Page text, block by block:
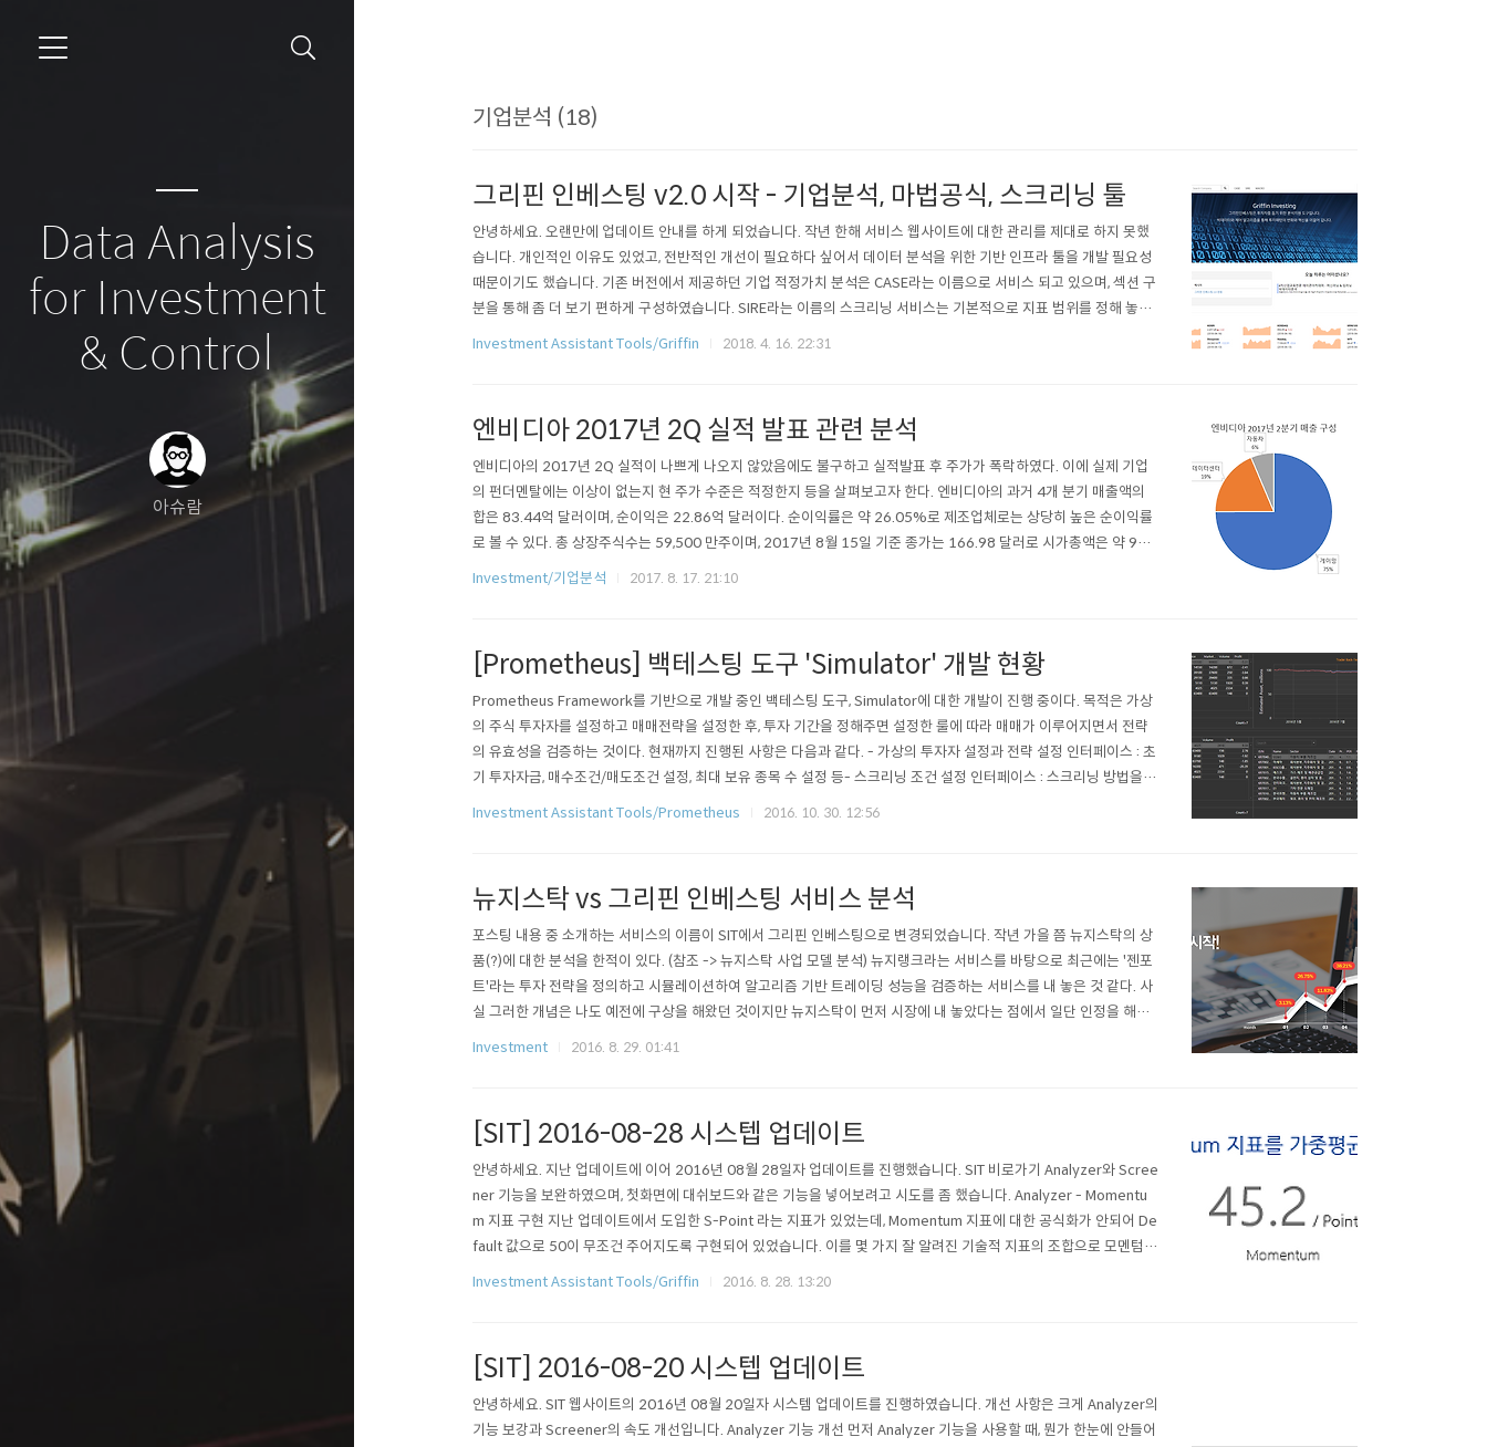
Data Analysis
for Investment
& Control
아슈람
기업분석 (18)
그리핀 인베스팅 v2.0 시작 - 기업분석, 마법공식, 스크리닝 툴
안녕하세요. 오랜만에 업데이트 안내를 하게 되었습니다. 작년 한해 서비스 웹사이트에 대한 관리를 제대로 하지 못했
습니다. 개인적인 이유도 있었고, 전반적인 개선이 필요하다 싶어서 데이터 분석을 위한 기반 인프라 툴을 개발 필요성
때문이기도 했습니다. 기존 버전에서 제공하던 기업 적정가치 분석은 CASE라는 이름으로 서비스 되고 있으며, 섹션 구
분을 통해 좀 더 보기 편하게 구성하였습니다. SIRE라는 이름의 스크리닝 서비스는 기본적으로 지표 범위를 정해 놓고
스크리닝하는 방법과 마법공식을 이용한 스크리닝 기법 등을 제공합니다. MACRO는 거시 경제 지표의 간단한 분석을
Investment Assistant Tools/Griffin 2018. 4. 16. 22:31
엔비디아 2017년 2Q 실적 발표 관련 분석
엔비디아의 2017년 2Q 실적이 나쁘게 나오지 않았음에도 불구하고 실적발표 후 주가가 폭락하였다. 이에 실제 기업
의 펀더멘탈에는 이상이 없는지 현 주가 수준은 적정한지 등을 살펴보고자 한다. 엔비디아의 과거 4개 분기 매출액의
합은 83.44억 달러이며, 순이익은 22.86억 달러이다. 순이익률은 약 26.05%로 제조업체로는 상당히 높은 순이익률
로 볼 수 있다. 총 상장주식수는 59,500 만주이며, 2017년 8월 15일 기준 종가는 166.98 달러로 시가총액은 약 993
억 달러이다. 순이익 22.86억 달러를 나누어 P/E Ratio는 43.46배이다. 같은 날짜 기준의 애플의 18.96배, 마이크로
Investment/기업분석 2017. 8. 17. 21:10
[Prometheus] 백테스팅 도구 'Simulator' 개발 현황
Prometheus Framework를 기반으로 개발 중인 백테스팅 도구, Simulator에 대한 개발이 진행 중이다. 목적은 가상
의 주식 투자자를 설정하고 매매전략을 설정한 후, 투자 기간을 정해주면 설정한 룰에 따라 매매가 이루어지면서 전략
의 유효성을 검증하는 것이다. 현재까지 진행된 사항은 다음과 같다. - 가상의 투자자 설정과 전략 설정 인터페이스 : 초
기 투자자금, 매수조건/매도조건 설정, 최대 보유 종목 수 설정 등- 스크리닝 조건 설정 인터페이스 : 스크리닝 방법을
마법공식을 적용할지 다른 분석 조건을 설정할지 선택. 현재는 마법공식만...- 백테스팅 결과 UI : 각 투자자 별 투자 기
Investment Assistant Tools/Prometheus 2016. 10. 30. 12:56
뉴지스탁 vs 그리핀 인베스팅 서비스 분석
포스팅 내용 중 소개하는 서비스의 이름이 SIT에서 그리핀 인베스팅으로 변경되었습니다. 작년 가을 쯤 뉴지스탁의 상
품(?)에 대한 분석을 한적이 있다. (참조 -> 뉴지스탁 사업 모델 분석) 뉴지랭크라는 서비스를 바탕으로 최근에는 '젠포
트'라는 투자 전략을 정의하고 시뮬레이션하여 알고리즘 기반 트레이딩 성능을 검증하는 서비스를 내 놓은 것 같다. 사
실 그러한 개념은 나도 예전에 구상을 해왔던 것이지만 뉴지스탁이 먼저 시장에 내 놓았다는 점에서 일단 인정을 해주
Investment 2016. 8. 29. 01:41
[SIT] 2016-08-28 시스텝 업데이트
안녕하세요. 지난 업데이트에 이어 2016년 08월 28일자 업데이트를 진행했습니다. SIT 비로가기 Analyzer와 Scree
ner 기능을 보완하였으며, 첫화면에 대쉬보드와 같은 기능을 넣어보려고 시도를 좀 했습니다. Analyzer - Momentu
m 지표 구현 지난 업데이트에서 도입한 S-Point 라는 지표가 있었는데, Momentum 지표에 대한 공식화가 안되어 De
fault 값으로 50이 무조건 주어지도록 구현되어 있었습니다. 이를 몇 가지 잘 알려진 기술적 지표의 조합으로 모멘텀
지표를 만들어 적용하였습니다. 기업 가치를 분석하는 Fundamental 지표와 주가 움직임을 분석하는 Momentum 지
Investment Assistant Tools/Griffin 2016. 8. 28. 13:20
[SIT] 2016-08-20 시스텝 업데이트
안녕하세요. SIT 웹사이트의 2016년 08월 20일자 시스템 업데이트를 진행하였습니다. 개선 사항은 크게 Analyzer의
기능 보강과 Screener의 속도 개선입니다. Analyzer 기능 개선 먼저 Analyzer 기능을 사용할 때, 뭔가 한눈에 안들어